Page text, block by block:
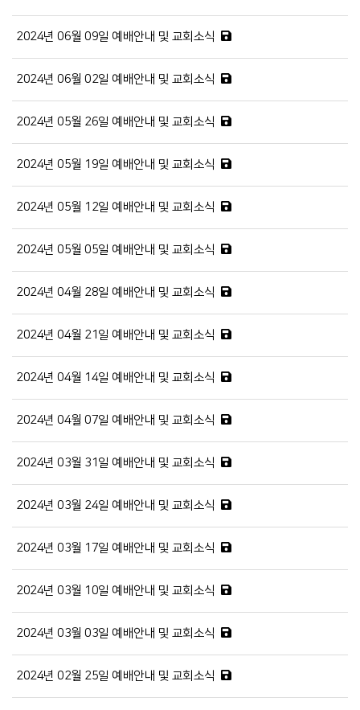
2024년 06월 09일 예배안내 및 교회소식
2024년 06월 02일 예배안내 및 교회소식
2024년 05월 26일 예배안내 및 교회소식
2024년 05월 19일 예배안내 및 교회소식
2024년 05월 12일 예배안내 및 교회소식
2024년 05월 05일 예배안내 및 교회소식
2024년 04월 28일 예배안내 및 교회소식
2024년 04월 21일 예배안내 및 교회소식
2024년 04월 14일 예배안내 및 교회소식
2024년 04월 07일 예배안내 및 교회소식
2024년 03월 31일 예배안내 및 교회소식
2024년 03월 24일 예배안내 및 교회소식
2024년 03월 17일 예배안내 및 교회소식
2024년 03월 10일 예배안내 및 교회소식
2024년 03월 03일 예배안내 및 교회소식
2024년 02월 25일 예배안내 및 교회소식